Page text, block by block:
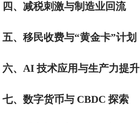
四、减税刺激与制造业回流
五、移民收费与“黄金卡”计划
六、AI 技术应用与生产力提升
七、数字货币与 CBDC 探索